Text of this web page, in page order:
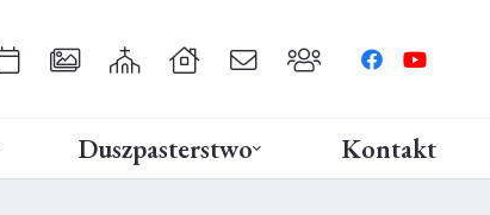
Duszpasterstwo Kontakt